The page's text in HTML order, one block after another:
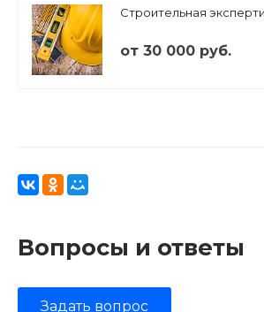
Строительная
от 30 000 руб.
Вопросы и ответы
Задать вопрос